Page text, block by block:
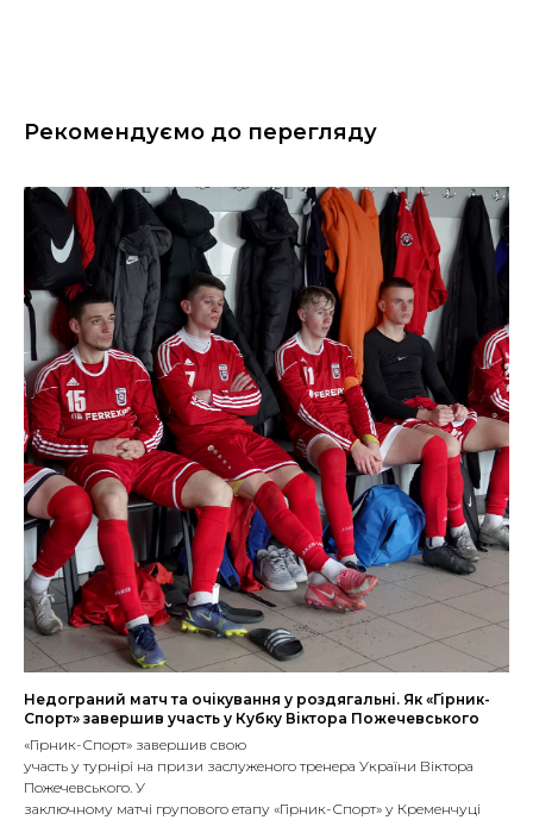
Рекомендуємо до перегляду
Недограний матч та очікування у роздягальні. Як «Гірник-
Спорт» завершив участь у Кубку Віктора Пожечевського
«Гірник-Спорт» завершив свою
участь у турнірі на призи заслуженого тренера України Віктора
Пожечевського. У
заключному матчі групового етапу «Гірник-Спорт» у Кременчуці